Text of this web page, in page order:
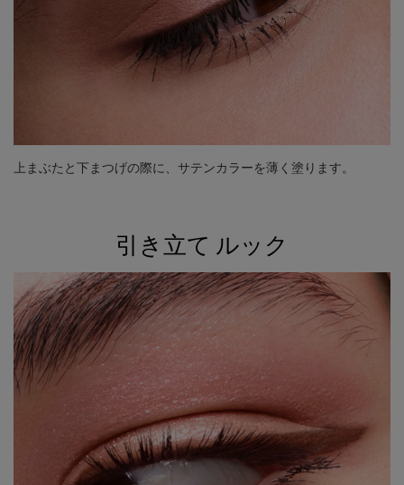
上まぶたと下まつげの際に、サテンカラーを薄く塗ります。
引き立て ルック